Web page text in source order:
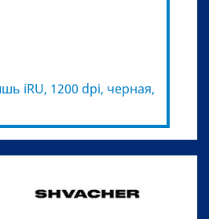
iRU, 1200 dpi, черная,